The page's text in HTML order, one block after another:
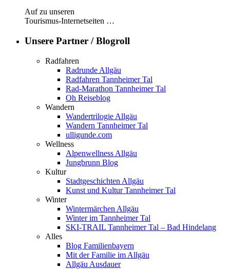
Auf zu unseren
Tourismus-Internetseiten …
Unsere Partner / Blogroll
Radfahren
Radrunde Allgäu
Radfahren Tannheimer Tal
Rad-Marathon Tannheimer Tal
Oh Reiseblog
Wandern
Wandertrilogie Allgäu
Wandern Tannheimer Tal
ulligunde.com
Wellness
Alpenwellness Allgäu
Jungbrunn Blog
Kultur
Stadtgeschichten Allgäu
Kunst und Kultur Tannheimer Tal
Winter
Wintermärchen Allgäu
Winter im Tannheimer Tal
SKI-TRAIL Tannheimer Tal – Bad Hindelang
Alles
Blog Familienbayern
Mit der Familie im Allgäu
Allgäu Ausdauer